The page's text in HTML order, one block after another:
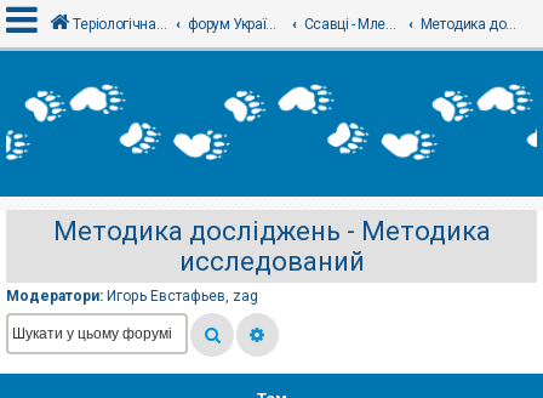
х
і
с
р
а
ц
і
Теріологічна школа форум Українського теріологічного товариства Ссавці - Млекопитающие Методика досліджень - Методика исследований
Методика досліджень - Методика
исследований
Модератори: Игорь Евстафьев, zag